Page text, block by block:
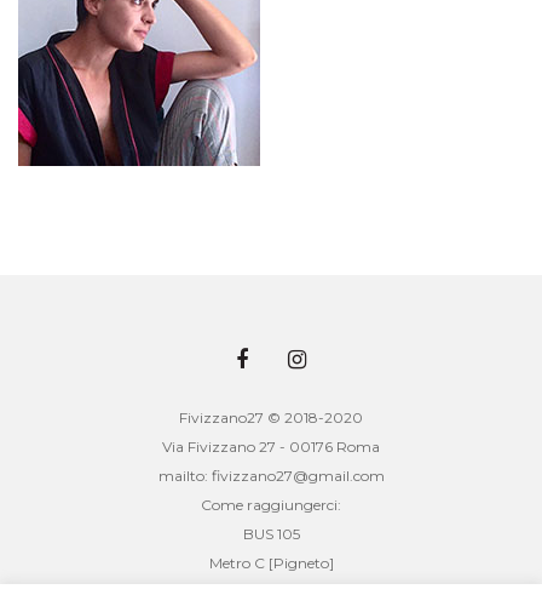
Fivizzano27 © 2018-2020
Via Fivizzano 27 - 00176 Roma
mailto: fivizzano27@gmail.com
Come raggiungerci:
BUS 105
Metro C [Pigneto]